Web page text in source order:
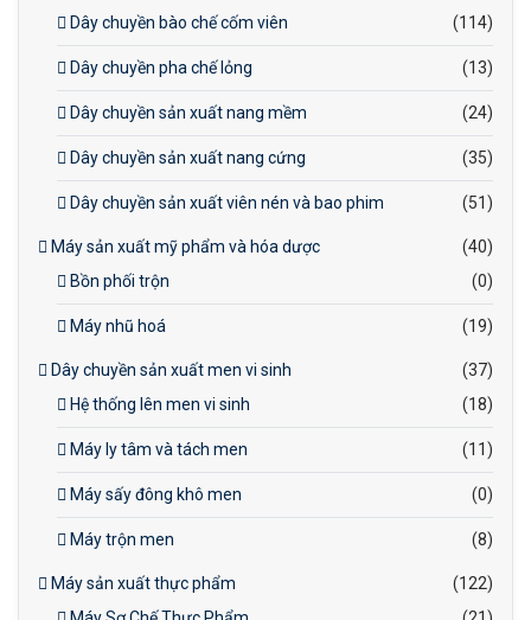
Dây chuyền bào chế cốm viên
(114)
Dây chuyền pha chế lỏng (13)
Dây chuyền sản xuất nang mềm (24)
Dây chuyền sản xuất nang cứng (35)
Dây chuyền sản xuất viên nén và bao phim (51)
Máy sản xuất mỹ phẩm và hóa dược
(40)
Bồn phối trộn
(0)
Máy nhũ hoá (19)
Dây chuyền sản xuất men vi sinh
(37)
Hệ thống lên men vi sinh
(18)
Máy ly tâm và tách men (11)
Máy sấy đông khô men (0)
Máy trộn men (8)
Máy sản xuất thực phẩm
(122)